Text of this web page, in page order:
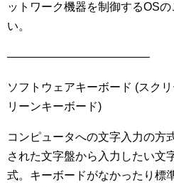
ットワーク機器を制御するOS
い。
————————————–
ソフトウェアキーボード (スク
リーンキーボード)
コンピュータへの文字入力の方
された文字盤から入力したい文
式。キーボードがなかったり標